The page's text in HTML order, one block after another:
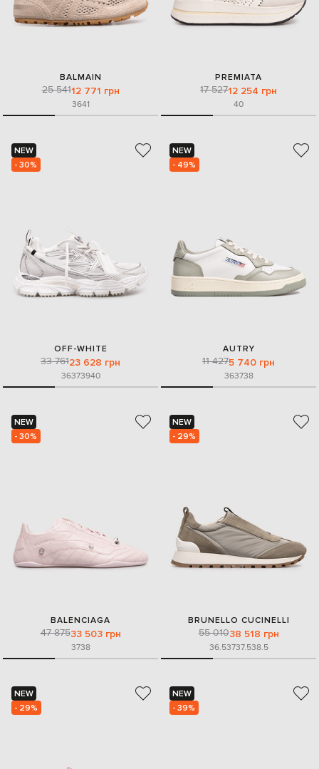
BALMAIN
25 54112 771 грн
3641
PREMIATA
17 52712 254 грн
40
NEW
- 30%
OFF-WHITE
33 76123 628 грн
36373940
NEW
- 49%
AUTRY
11 4275 740 грн
363738
NEW
- 30%
BALENCIAGA
47 87533 503 грн
3738
NEW
- 29%
BRUNELLO CUCINELLI
55 01038 518 грн
36.53737.538.5
NEW
- 29%
NEW
- 39%